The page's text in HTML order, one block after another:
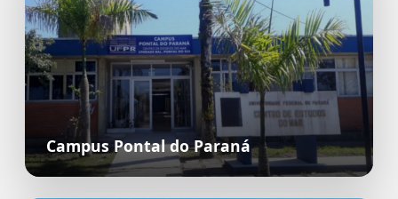
Campus Pontal do Paraná